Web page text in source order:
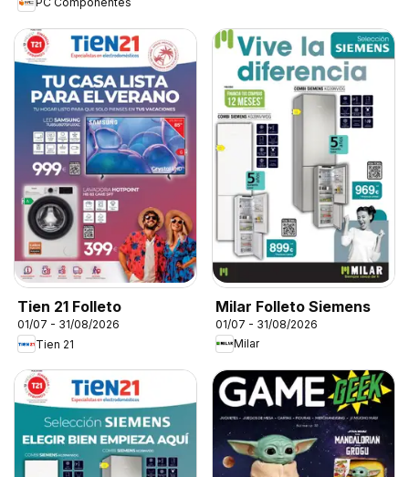
Tien 21 Folleto
01/07 - 31/08/2026
Tien 21
Milar Folleto Siemens
01/07 - 31/08/2026
Milar